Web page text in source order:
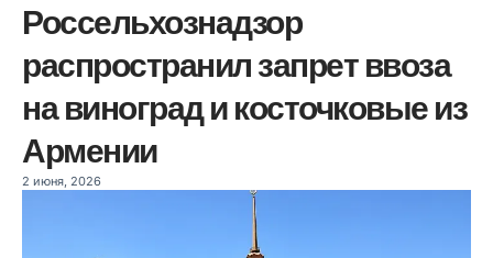
Россельхознадзор
распространил запрет ввоза
на виноград и косточковые из
Армении
2 июня, 2026